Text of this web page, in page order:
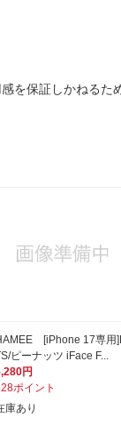
を保証しかねるた
[iPhone 17専用
ピーナッツ iFace F...
円
ポイント
庫あり